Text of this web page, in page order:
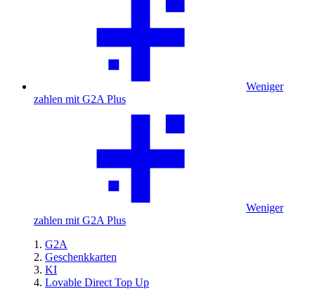
Weniger
zahlen mit G2A Plus
Weniger
zahlen mit G2A Plus
G2A
Geschenkkarten
KI
Lovable Direct Top Up